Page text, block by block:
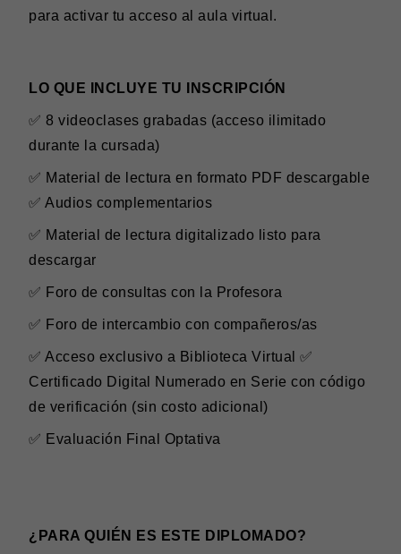
para activar tu acceso al aula virtual.
LO QUE INCLUYE TU INSCRIPCIÓN
✅ 8 videoclases grabadas (acceso ilimitado
durante la cursada)
✅ Material de lectura en formato PDF descargable
✅ Audios complementarios
✅ Material de lectura digitalizado listo para
descargar
✅ Foro de consultas con la Profesora
✅ Foro de intercambio con compañeros/as
✅ Acceso exclusivo a Biblioteca Virtual ✅
Certificado Digital Numerado en Serie con código
de verificación (sin costo adicional)
✅ Evaluación Final Optativa
¿PARA QUIÉN ES ESTE DIPLOMADO?